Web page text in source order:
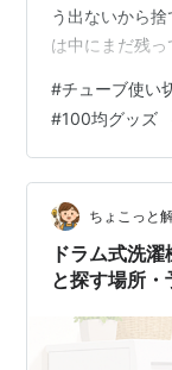
う出ないから
は中にまだ残
に薄く広がった
して、手だけで
工夫するだけ
すくすること
る方法は、切
で切る方法の3
#チューブ使い
#100均グッズ
ちょこっと
ドラム式洗
と探す場所